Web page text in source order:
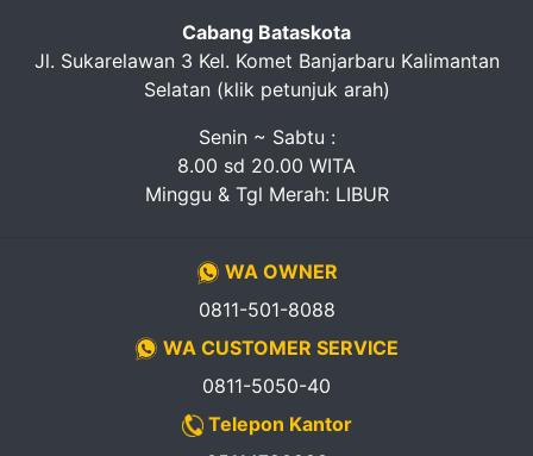
Cabang Bataskota
Jl. Sukarelawan 3 Kel. Komet Banjarbaru Kalimantan
Selatan (klik petunjuk arah)
Senin ~ Sabtu :
8.00 sd 20.00 WITA
Minggu & Tgl Merah: LIBUR
WA OWNER
0811-501-8088
WA CUSTOMER SERVICE
0811-5050-40
Telepon Kantor